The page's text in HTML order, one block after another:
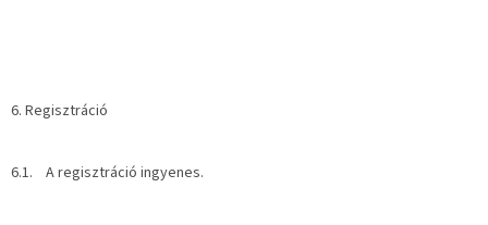
6. Regisztráció
6.1. A regisztráció ingyenes.